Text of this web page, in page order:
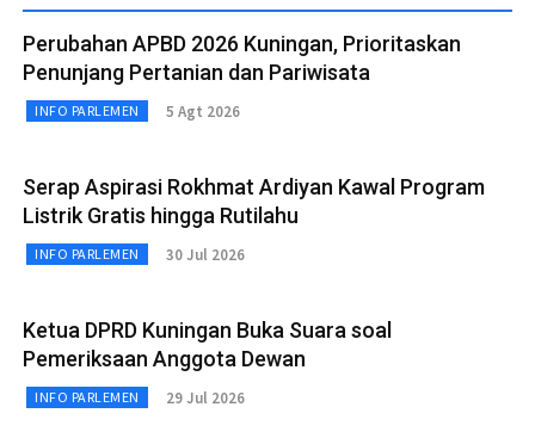
Perubahan APBD 2026 Kuningan, Prioritaskan
Penunjang Pertanian dan Pariwisata
INFO PARLEMEN 5 Agt 2026
Serap Aspirasi Rokhmat Ardiyan Kawal Program
Listrik Gratis hingga Rutilahu
INFO PARLEMEN 30 Jul 2026
Ketua DPRD Kuningan Buka Suara soal
Pemeriksaan Anggota Dewan
INFO PARLEMEN 29 Jul 2026